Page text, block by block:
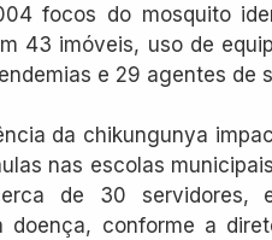
focos do mosquito
43 imóveis, uso de
e 29 agentes de
da chikungunya
nas escolas
de 30 servidores,
doença, conforme a